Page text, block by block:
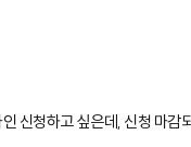
신청하고 싶은데, 신청 마감